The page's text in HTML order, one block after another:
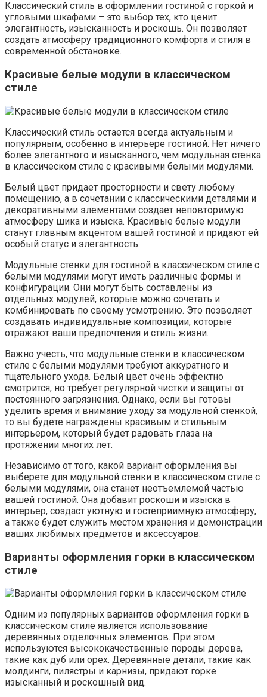
Классический стиль в оформлении гостиной с горкой и
угловыми шкафами – это выбор тех, кто ценит
элегантность, изысканность и роскошь. Он позволяет
создать атмосферу традиционного комфорта и стиля в
современной обстановке.
Красивые белые модули в классическом
стиле
Классический стиль остается всегда актуальным и
популярным, особенно в интерьере гостиной. Нет ничего
более элегантного и изысканного, чем модульная стенка
в классическом стиле с красивыми белыми модулями.
Белый цвет придает просторности и свету любому
помещению, а в сочетании с классическими деталями и
декоративными элементами создает неповторимую
атмосферу шика и изыска. Красивые белые модули
станут главным акцентом вашей гостиной и придают ей
особый статус и элегантность.
Модульные стенки для гостиной в классическом стиле с
белыми модулями могут иметь различные формы и
конфигурации. Они могут быть составлены из
отдельных модулей, которые можно сочетать и
комбинировать по своему усмотрению. Это позволяет
создавать индивидуальные композиции, которые
отражают ваши предпочтения и стиль жизни.
Важно учесть, что модульные стенки в классическом
стиле с белыми модулями требуют аккуратного и
тщательного ухода. Белый цвет очень эффектно
смотрится, но требует регулярной чистки и защиты от
постоянного загрязнения. Однако, если вы готовы
уделить время и внимание уходу за модульной стенкой,
то вы будете награждены красивым и стильным
интерьером, который будет радовать глаза на
протяжении многих лет.
Независимо от того, какой вариант оформления вы
выберете для модульной стенки в классическом стиле с
белыми модулями, она станет неотъемлемой частью
вашей гостиной. Она добавит роскоши и изыска в
интерьер, создаст уютную и гостеприимную атмосферу,
а также будет служить местом хранения и демонстрации
ваших любимых предметов и аксессуаров.
Варианты оформления горки в классическом
стиле
Одним из популярных вариантов оформления горки в
классическом стиле является использование
деревянных отделочных элементов. При этом
используются высококачественные породы дерева,
такие как дуб или орех. Деревянные детали, такие как
молдинги, пилястры и карнизы, придают горке
изысканный и роскошный вид.